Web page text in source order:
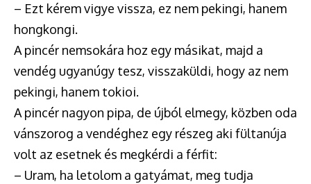
– Ezt kérem vigye vissza, ez nem pekingi, hanem
hongkongi.
A pincér nemsokára hoz egy másikat, majd a
vendég ugyanúgy tesz, visszaküldi, hogy az nem
pekingi, hanem tokioi.
A pincér nagyon pipa, de újból elmegy, közben oda
vánszorog a vendéghez egy részeg aki fültanúja
volt az esetnek és megkérdi a férfit:
– Uram, ha letolom a gatyámat, meg tudja